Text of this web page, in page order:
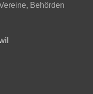
Behörden